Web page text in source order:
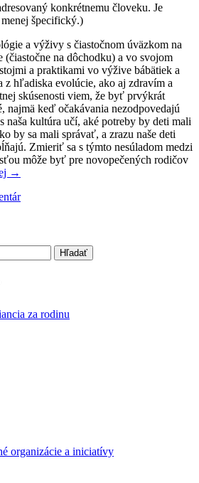
konkrétnemu človeku. Je
špecifický.)
a výživy s čiastočnom úväzkom na
na dôchodku) a vo svojom
a praktikami vo výžive bábätiek a
z hľadiska evolúcie, ako aj zdravím a
skúsenosti viem, že byť prvýkrát
najmä keď očakávania nezodpovedajú
naša kultúra učí, aké potreby by deti mali
by sa mali správať, a zrazu naše deti
Zmieriť sa s týmto nesúladom medzi
môže byť pre novopečených rodičov
→
organizácie a iniciatívy